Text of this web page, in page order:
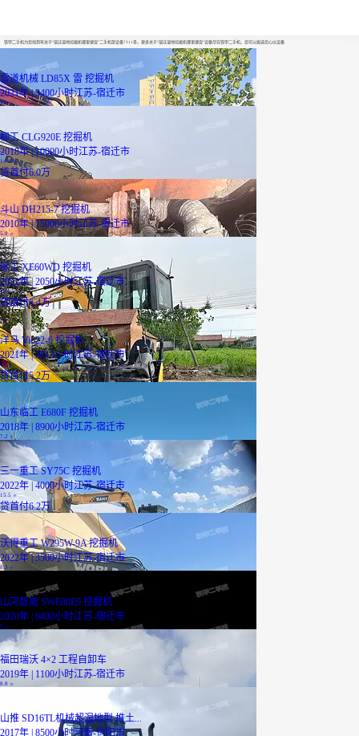
铁甲二手机为您找到有关于“宿迁湿地挖掘机哪里便宜”二手机型设备7311条，更多关于“宿迁湿地挖掘机哪里便宜”设备尽在铁甲二手机，您可以挑选您心仪设备
雷道机械 LD85X 雷 挖掘机
2021年 | 3400小时江苏-宿迁市
11万
柳工 CLG920E 挖掘机
2018年 | 10000小时江苏-宿迁市
14.9万
贷首付6.0万
斗山 DH215-7 挖掘机
2010年 | 15000小时江苏-宿迁市
5.8万
徐工 XE60WD 挖掘机
2022年 | 2050小时江苏-宿迁市
16万
贷首付6.4万
洋马 Vio22-6 挖掘机
2021年 | 3815小时江苏-宿迁市
13万
贷首付5.2万
山东临工 E680F 挖掘机
2018年 | 8900小时江苏-宿迁市
7.2 万
三一重工 SY75C 挖掘机
2022年 | 4000小时江苏-宿迁市
15.5万
贷首付6.2万
沃得重工 W295W-9A 挖掘机
2022年 | 3500小时江苏-宿迁市
8.3 万
山河智能 SWE80E9 挖掘机
2020年 | 6400小时江苏-宿迁市
9 万
福田瑞沃 4×2 工程自卸车
2019年 | 1100小时江苏-宿迁市
8.8 万
山推 SD16TL机械超湿地型 推土...
2017年 | 8500小时河南-信阳市